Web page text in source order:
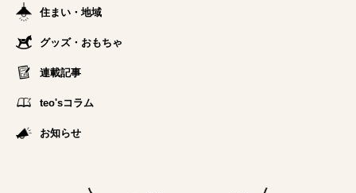
住まい・地域
グッズ・おもちゃ
連載記事
teo'sコラム
お知らせ